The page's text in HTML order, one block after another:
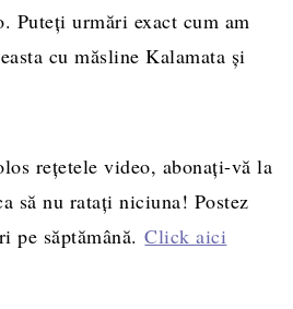
Puteți urmări exact cum am
cu măsline Kalamata și
rețetele video, abonați-vă la
să nu ratați niciuna! Postez
pe săptămână.Click aici